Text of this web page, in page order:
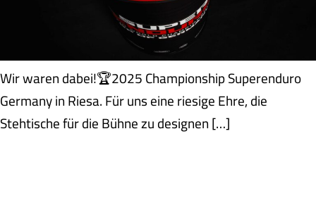
Wir waren dabei!🏆2025 Championship Superenduro
Germany in Riesa. Für uns eine riesige Ehre, die
Stehtische für die Bühne zu designen […]